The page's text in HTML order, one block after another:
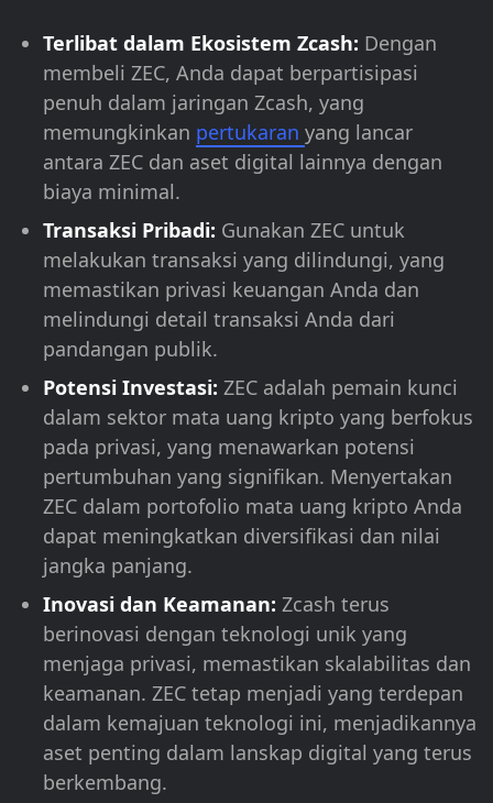
Terlibat dalam Ekosistem Zcash: Dengan
membeli ZEC, Anda dapat berpartisipasi
penuh dalam jaringan Zcash, yang
memungkinkan pertukaran yang lancar
antara ZEC dan aset digital lainnya dengan
biaya minimal.
Transaksi Pribadi: Gunakan ZEC untuk
melakukan transaksi yang dilindungi, yang
memastikan privasi keuangan Anda dan
melindungi detail transaksi Anda dari
pandangan publik.
Potensi Investasi: ZEC adalah pemain kunci
dalam sektor mata uang kripto yang berfokus
pada privasi, yang menawarkan potensi
pertumbuhan yang signifikan. Menyertakan
ZEC dalam portofolio mata uang kripto Anda
dapat meningkatkan diversifikasi dan nilai
jangka panjang.
Inovasi dan Keamanan: Zcash terus
berinovasi dengan teknologi unik yang
menjaga privasi, memastikan skalabilitas dan
keamanan. ZEC tetap menjadi yang terdepan
dalam kemajuan teknologi ini, menjadikannya
aset penting dalam lanskap digital yang terus
berkembang.